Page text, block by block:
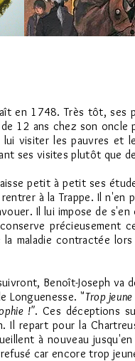
en 1748. Très tôt,
12 ans chez son oncle
lui visiter les pauvres et
ses visites plutôt que
petit à petit ses études
à la Trappe. Il n'en
Il lui impose de
précieusement
la maladie contractée
Benoît-Joseph va
Longuenesse. "Trop
!". Ces déceptions
Il repart pour la
à nouveau
car encore trop